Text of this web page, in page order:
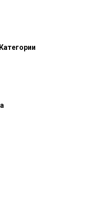
Категории